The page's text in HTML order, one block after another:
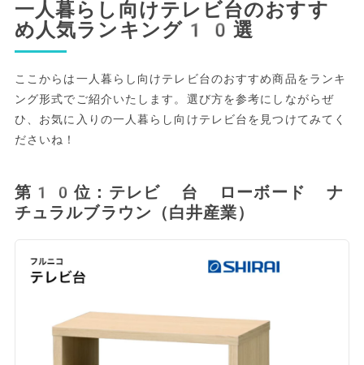
一人暮らし向けテレビ台のおすす
め人気ランキング10選
ここからは一人暮らし向けテレビ台のおすすめ商品をランキ
ング形式でご紹介いたします。選び方を参考にしながらぜ
ひ、お気に入りの一人暮らし向けテレビ台を見つけてみてく
ださいね！
第10位：テレビ 台 ローボード ナ
チュラルブラウン（白井産業）